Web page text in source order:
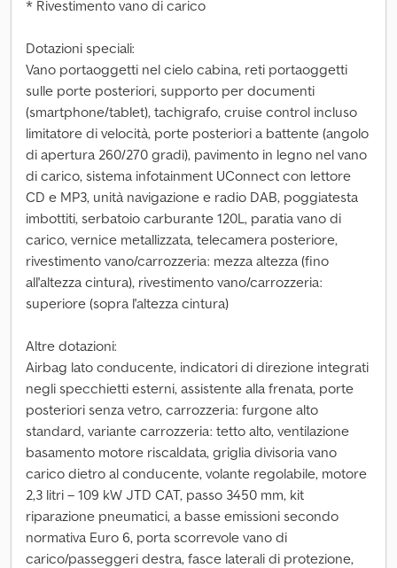
* Rivestimento vano di carico
Dotazioni speciali:
Vano portaoggetti nel cielo cabina, reti portaoggetti
sulle porte posteriori, supporto per documenti
(smartphone/tablet), tachigrafo, cruise control incluso
limitatore di velocità, porte posteriori a battente (angolo
di apertura 260/270 gradi), pavimento in legno nel vano
di carico, sistema infotainment UConnect con lettore
CD e MP3, unità navigazione e radio DAB, poggiatesta
imbottiti, serbatoio carburante 120L, paratia vano di
carico, vernice metallizzata, telecamera posteriore,
rivestimento vano/carrozzeria: mezza altezza (fino
all'altezza cintura), rivestimento vano/carrozzeria:
superiore (sopra l'altezza cintura)
Altre dotazioni:
Airbag lato conducente, indicatori di direzione integrati
negli specchietti esterni, assistente alla frenata, porte
posteriori senza vetro, carrozzeria: furgone alto
standard, variante carrozzeria: tetto alto, ventilazione
basamento motore riscaldata, griglia divisoria vano
carico dietro al conducente, volante regolabile, motore
2,3 litri – 109 kW JTD CAT, passo 3450 mm, kit
riparazione pneumatici, a basse emissioni secondo
normativa Euro 6, porta scorrevole vano di
carico/passeggeri destra, fasce laterali di protezione,